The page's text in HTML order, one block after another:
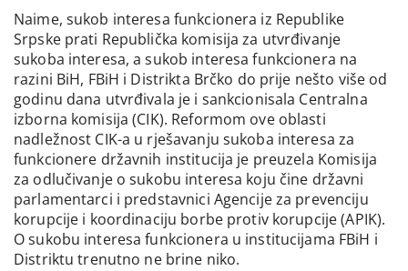
Naime, sukob interesa funkcionera iz Republike
Srpske prati Republička komisija za utvrđivanje
sukoba interesa, a sukob interesa funkcionera na
razini BiH, FBiH i Distrikta Brčko do prije nešto više od
godinu dana utvrđivala je i sankcionisala Centralna
izborna komisija (CIK). Reformom ove oblasti
nadležnost CIK-a u rješavanju sukoba interesa za
funkcionere državnih institucija je preuzela Komisija
za odlučivanje o sukobu interesa koju čine državni
parlamentarci i predstavnici Agencije za prevenciju
korupcije i koordinaciju borbe protiv korupcije (APIK).
O sukobu interesa funkcionera u institucijama FBiH i
Distriktu trenutno ne brine niko.